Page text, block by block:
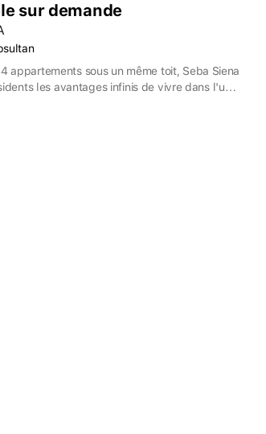
sur demande
appartements sous un même toit, Seba Siena
les avantages infinis de vivre dans l'un
de deux bâtiments tranquilles.